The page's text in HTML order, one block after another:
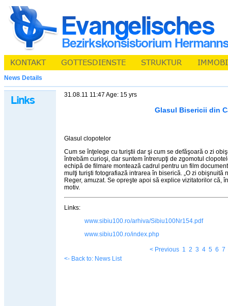
News Details
31.08.11 11:47 Age: 15 yrs
Glasul Bisericii din
Glasul clopotelor
Cum se înţelege cu turiştii dar şi cum se defăşoară o zi
întrebăm curioşi, dar suntem întrerupţi de zgomotul
echipă de filmare montează cadrul pentru un film
mulţi turişti fotografiază intrarea în biserică. „O zi obişnuită
Reger, amuzat. Se opreşte apoi să explice vizitatorilor că,
motiv.
Links:
www.sibiu100.ro/arhiva/Sibiu100Nr154.pdf
www.sibiu100.ro/index.php
< Previous 1 2 3 4 5 6 7
<- Back to: News List